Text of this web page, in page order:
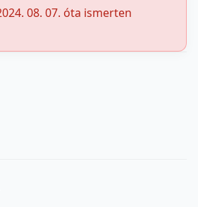
08. 07. óta ismerten